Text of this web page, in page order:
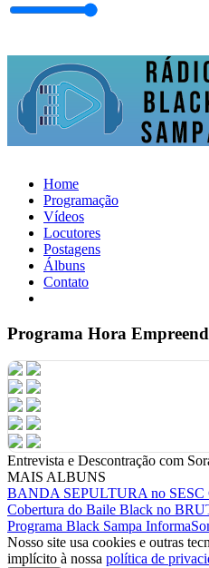
Home
Programação
Vídeos
Locutores
Postagens
Álbuns
Contato
Programa Hora
Entrevista e Descontração com
MAIS ALBUNS
BANDA SEPULTURA no
Cobertura do Baile Black no
Programa Black Sampa
Nosso site usa cookies e outras
implícito à nossa política de